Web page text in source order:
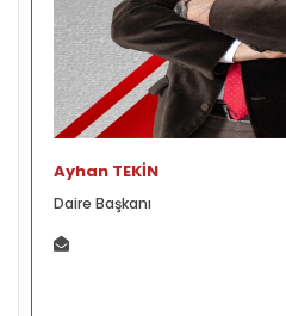
Ayhan TEKİN
Daire Başkanı